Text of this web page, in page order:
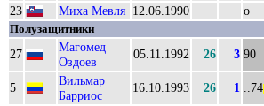
23
Миха Мевля 12.06.1990 о
Полузащитники
27
Магомед
Оздоев
05.11.1992 26 3 90
5
Вильмар
Барриос
16.10.1993 26 1 ..74